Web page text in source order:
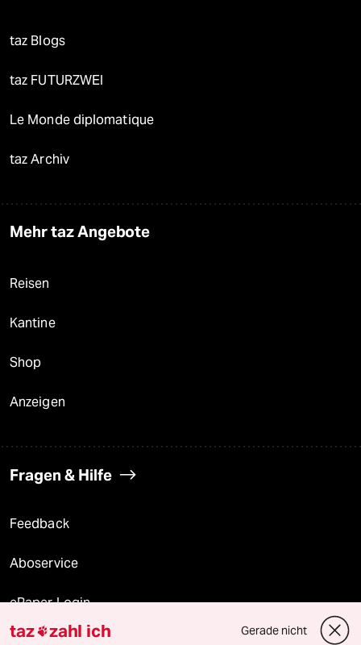
taz Blogs
taz FUTURZWEI
Le Monde diplomatique
taz Archiv
Mehr taz Angebote
Reisen
Kantine
Shop
Anzeigen
Fragen & Hilfe
Feedback
Aboservice
ePaper Login
taz zahl ich Gerade nicht